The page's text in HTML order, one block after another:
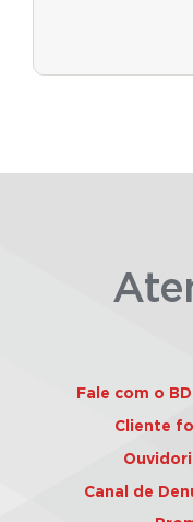
Fale com o
Cliente
Canal de